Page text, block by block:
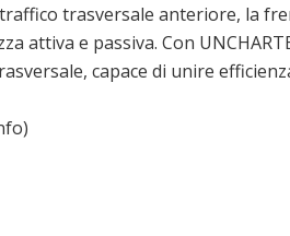
trasversale anteriore, la
attiva e passiva. Con
capace di unire